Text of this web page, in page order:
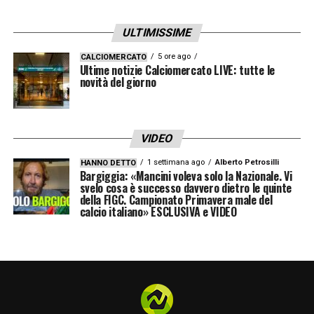
ULTIMISSIME
CALCIOMERCATO 5 ore ago
Ultime notizie Calciomercato LIVE: tutte le
novità del giorno
VIDEO
HANNO DETTO 1 settimana ago Alberto Petrosilli
Bargiggia: «Mancini voleva solo la Nazionale. Vi
svelo cosa è successo davvero dietro le quinte
della FIGC. Campionato Primavera male del
calcio italiano» ESCLUSIVA e VIDEO